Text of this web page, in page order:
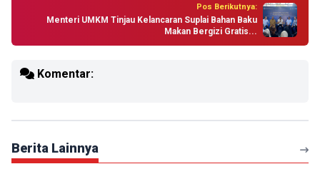
Pos Berikutnya:
Menteri UMKM Tinjau Kelancaran Suplai Bahan Baku
Makan Bergizi Gratis...
Komentar:
Berita Lainnya